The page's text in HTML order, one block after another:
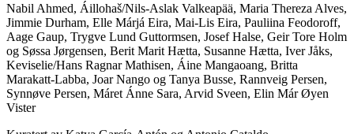
Nabil Ahmed, Áillohaš/Nils-Aslak Valkeapää, Maria Thereza Alves,
Jimmie Durham, Elle Márjá Eira, Mai-Lis Eira, Pauliina Feodoroff,
Aage Gaup, Trygve Lund Guttormsen, Josef Halse, Geir Tore Holm
og Søssa Jørgensen, Berit Marit Hætta, Susanne Hætta, Iver Jåks,
Keviselie/Hans Ragnar Mathisen, Áine Mangaoang, Britta
Marakatt-Labba, Joar Nango og Tanya Busse, Rannveig Persen,
Synnøve Persen, Máret Ánne Sara, Arvid Sveen, Elin Már Øyen
Vister